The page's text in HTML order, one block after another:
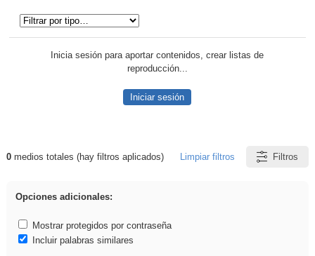
Inicia sesión para aportar contenidos, crear listas de
reproducción...
Iniciar sesión
Resultados de: Ahmet
0medios totales (hay filtros aplicados) Limpiar filtros Filtros
Opciones adicionales:
Mostrar protegidos por contraseña
Incluir palabras similares